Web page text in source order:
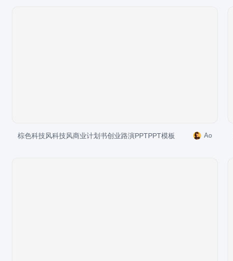
棕色科技风科技风商业计划书创业路演PPTPPT模板 Ao